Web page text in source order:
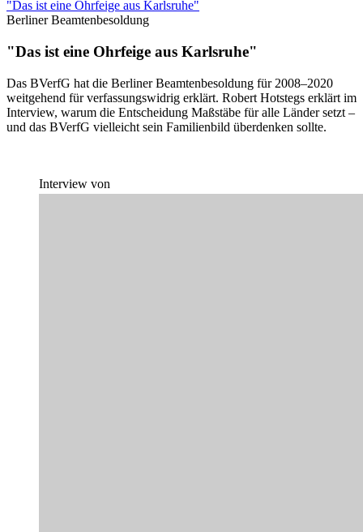
"Das ist eine Ohrfeige aus Karlsruhe"
Berliner Beamtenbesoldung
"Das ist eine Ohrfeige aus Karlsruhe"
Das BVerfG hat die Berliner Beamtenbesoldung für 2008–2020
weitgehend für verfassungswidrig erklärt. Robert Hotstegs erklärt im
Interview, warum die Entscheidung Maßstäbe für alle Länder setzt –
und das BVerfG vielleicht sein Familienbild überdenken sollte.
Interview von